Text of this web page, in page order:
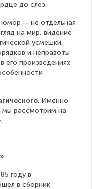
до слез.
юмор — не отдельная
на мир, видение
усмешки.
и неправоты
его произведениях
. Именно
мы рассмотрим на
году в
в сборник